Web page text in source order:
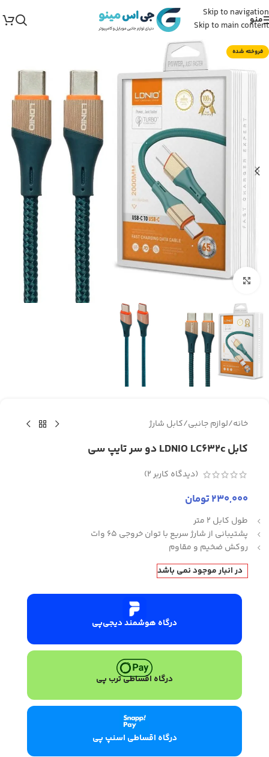
Skip to navigation
Skip to main content
منو
فروخته شده
برای بزرگنمایی کلیک کنید
خانه/لوازم جانبی/کابل شارژ
کابل LDNIO LC632c دو سر تایپ سی
(دیدگاه کاربر2
)
230,000تومان
طول کابل 2 متر
پشتیبانی از شارژ سریع با توان خروجی 65 وات
روکش ضخیم و مقاوم
در انبار موجود نمی باشد
درگاه هوشمند دیجی‌پی
درگاه اقساطی ترب پی
درگاه اقساطی اسنپ پی